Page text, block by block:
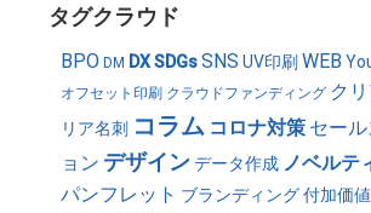
タグクラウド
BPO DM DX SDGs SNS UV印刷 WEB
オフセット印刷 クラウドファンディング ク
リア名刺 コラム コロナ対策 セー
ョン デザイン データ作成 ノベルテ
パンフレット ブランディング 付加価値